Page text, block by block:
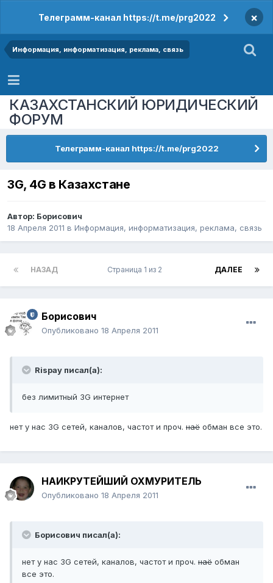
Телеграмм-канал https://t.me/prg2022 ×
Информация, информатизация, реклама, связь
КАЗАХСТАНСКИЙ ЮРИДИЧЕСКИЙ
ФОРУМ
Телеграмм-канал https://t.me/prg2022
3G, 4G в Казахстане
Автор: Борисович
18 Апреля 2011 в Информация, информатизация, реклама, связь
НАЗАД ДАЛЕЕ
Страница 1 из 2
Борисович
Опубликовано 18 Апреля 2011
Rispay писал(а):
без лимитный 3G интернет
нет у нас 3G сетей, каналов, частот и проч. наё обман все это.
НАИКРУТЕЙШИЙ ОХМУРИТЕЛЬ
Опубликовано 18 Апреля 2011
Борисович писал(а):
нет у нас 3G сетей, каналов, частот и проч. наё обман
все это.